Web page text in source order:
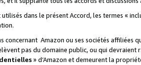
utilisés dans le présent Accord, les termes «
concernant Amazon ou ses sociétés affiliées
pas du domaine public, ou qui
» d’Amazon et demeurent la